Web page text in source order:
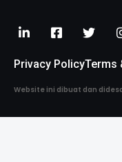
Privacy PolicyTerms
Website ini dibuat dan